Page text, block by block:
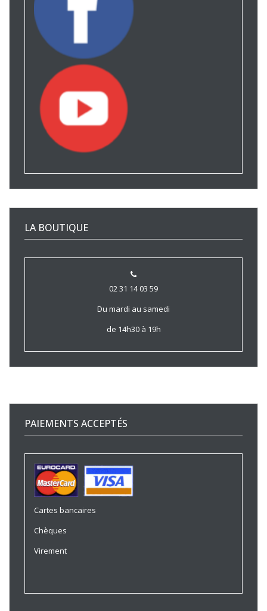
LA BOUTIQUE
02 31 14 03 59
Du mardi au samedi
de 14h30 à 19h
PAIEMENTS ACCEPTÉS
Cartes bancaires
Chèques
Virement